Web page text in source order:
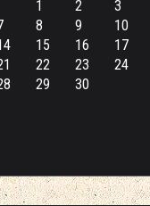
1 2 3
8 9 10
15 16 17
22 23 24
29
30